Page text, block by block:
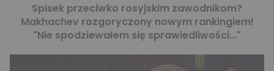
Spisek przeciwko rosyjskim zawodnikom?
Makhachev rozgoryczony nowym rankingiem!
"Nie spodziewałem się sprawiedliwości..."